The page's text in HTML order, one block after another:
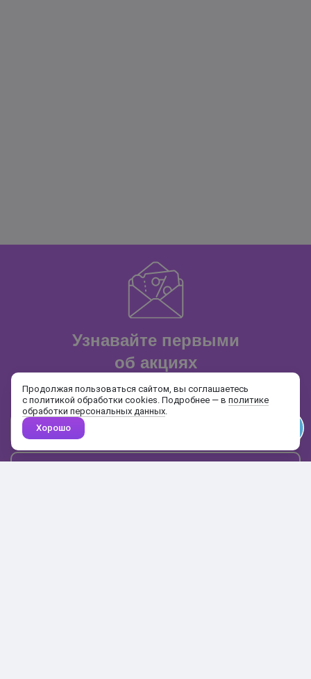
Узнавайте первыми
об акциях
и распродажах
Почта
Продолжая пользоваться сайтом, вы соглашаетесь
с политикой обработки cookies. Подробнее — в политике
обработки персональных данных.
Хорошо